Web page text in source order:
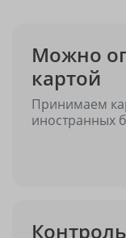
Можно
картой
Принимаем
иностранных